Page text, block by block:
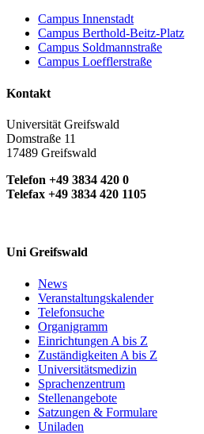
Campus Innenstadt
Campus Berthold-Beitz-Platz
Campus Soldmannstraße
Campus Loefflerstraße
Kontakt
Universität Greifswald
Domstraße 11
17489 Greifswald
Telefon +49 3834 420 0
Telefax +49 3834 420 1105
Uni Greifswald
News
Veranstaltungskalender
Telefonsuche
Organigramm
Einrichtungen A bis Z
Zuständigkeiten A bis Z
Universitätsmedizin
Sprachenzentrum
Stellenangebote
Satzungen & Formulare
Uniladen